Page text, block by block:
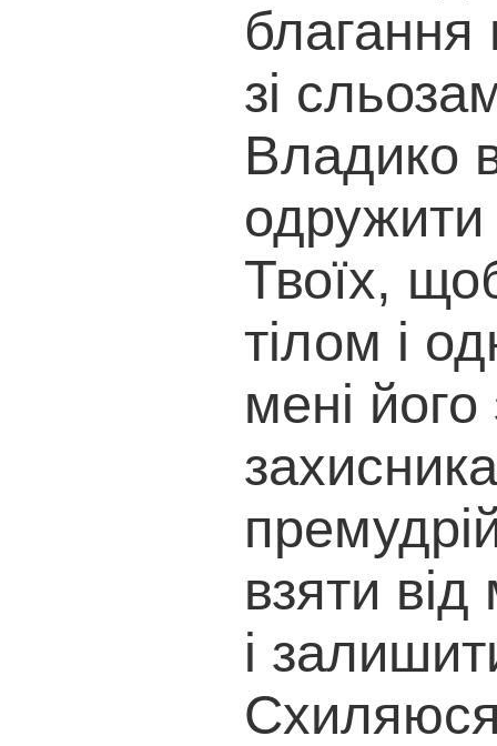
зі
Владико
Твоїх,
тілом і
мені
взяти
і